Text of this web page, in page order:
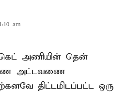
am
அணியின் தென்
அட்டவணை
திட்டமிடப்பட்ட ஒரு